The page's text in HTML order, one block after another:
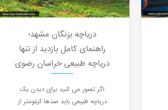
دریاچه بزنگان مشهد؛
راهنمای کامل بازدید از تنها
دریاچه طبیعی خراسان رضوی
اگر تصور می کنید برای دیدن یک
دریاچه طبیعی باید صدها کیلومتر از